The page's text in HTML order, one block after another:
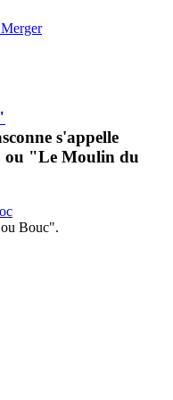
s'appelle
"Le Moulin du
Bouc".